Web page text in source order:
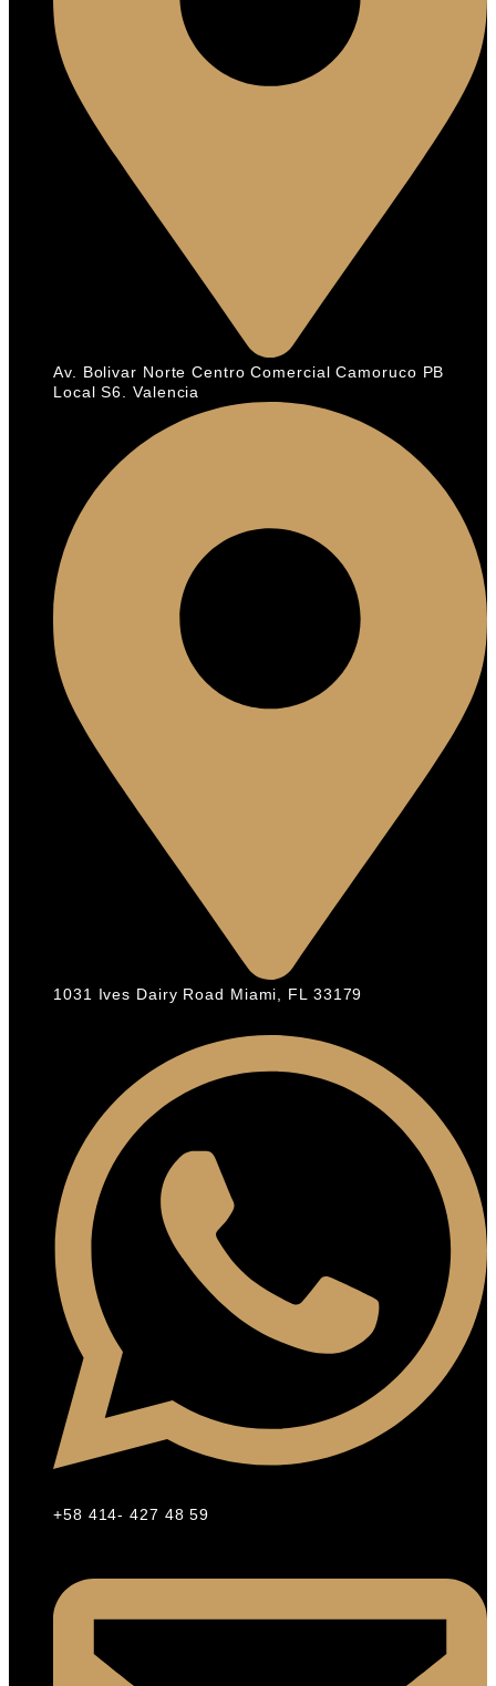
Av. Bolivar Norte Centro Comercial Camoruco PB
Local S6. Valencia
1031 Ives Dairy Road Miami, FL 33179
+58 414- 427 48 59